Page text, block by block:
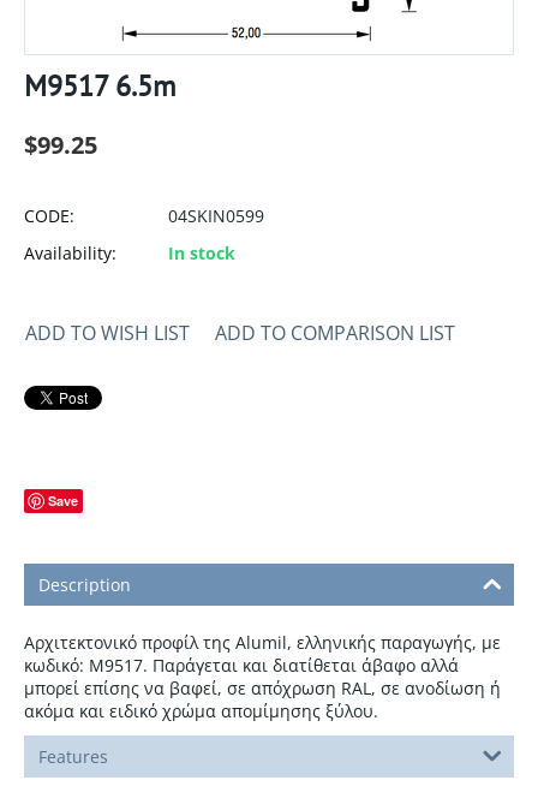
M9517 6.5m
$99.25
CODE:
04SKIN0599
Availability:
In stock
ADD TO WISH LIST ADD TO COMPARISON LIST
Save
Description
Αρχιτεκτονικό προφίλ της Alumil, ελληνικής παραγωγής, με
κωδικό: M9517. Παράγεται και διατίθεται άβαφο αλλά
μπορεί επίσης να βαφεί, σε απόχρωση RAL, σε ανοδίωση ή
ακόμα και ειδικό χρώμα απομίμησης ξύλου.
Features